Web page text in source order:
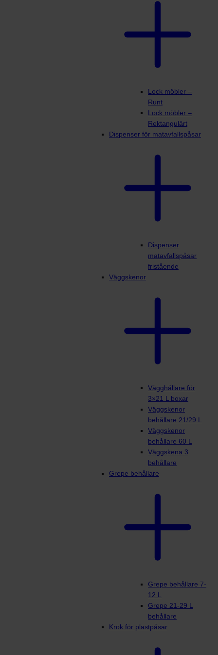
Lock möbler –
Runt
Lock möbler –
Rektangulärt
Dispenser för matavfallspåsar
Dispenser
matavfallspåsar
fristående
Väggskenor
Vägghållare för
3×21 L boxar
Väggskenor
behållare 21/29 L
Väggskenor
behållare 60 L
Väggskena 3
behållare
Grepe behållare
Grepe behållare 7-
12 L
Grepe 21-29 L
behållare
Krok för plastpåsar